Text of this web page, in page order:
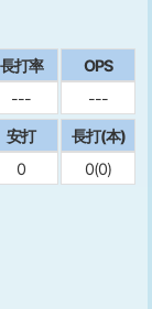
⻑打率
---
OPS
---
安打
0
⻑打(本)
0(0)